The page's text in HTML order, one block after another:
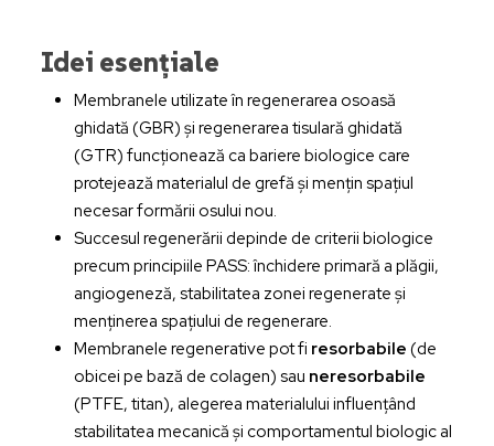
Idei esențiale
Membranele utilizate în regenerarea osoasă
ghidată (GBR) și regenerarea tisulară ghidată
(GTR) funcționează ca bariere biologice care
protejează materialul de grefă și mențin spațiul
necesar formării osului nou.
Succesul regenerării depinde de criterii biologice
precum principiile PASS: închidere primară a plăgii,
angiogeneză, stabilitatea zonei regenerate și
menținerea spațiului de regenerare.
Membranele regenerative pot fi resorbabile (de
obicei pe bază de colagen) sau neresorbabile
(PTFE, titan), alegerea materialului influențând
stabilitatea mecanică și comportamentul biologic al